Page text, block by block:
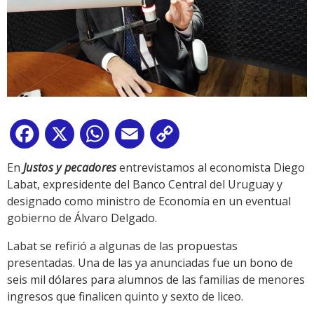
Facebook
X WhatsApp
Email
Link
En Justos y pecadoresentrevistamos al economista Diego
Labat, expresidente del Banco Central del Uruguay y
designado como ministro de Economía en un eventual
gobierno de Álvaro Delgado.
Labat se refirió a algunas de las propuestas
presentadas. Una de las ya anunciadas fue un bono de
seis mil dólares para alumnos de las familias de menores
ingresos que finalicen quinto y sexto de liceo.